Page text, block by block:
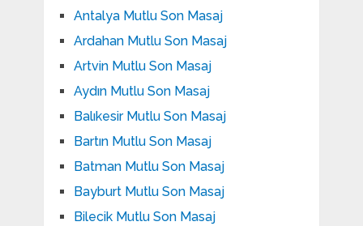
Antalya Mutlu Son Masaj
Ardahan Mutlu Son Masaj
Artvin Mutlu Son Masaj
Aydın Mutlu Son Masaj
Balıkesir Mutlu Son Masaj
Bartın Mutlu Son Masaj
Batman Mutlu Son Masaj
Bayburt Mutlu Son Masaj
Bilecik Mutlu Son Masaj